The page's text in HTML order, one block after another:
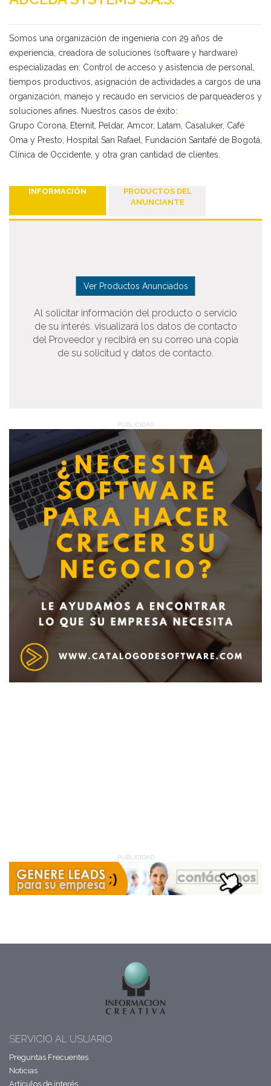
Deseo recibir información de otros Productos /
Servicios similares al solicitadoSI NO
política de tratamiento datos personales.
Somos una organización de ingeniería con 29 años de
experiencia, creadora de soluciones (software y hardware)
especializadas en: Control de acceso y asistencia de personal,
tiempos productivos, asignación de actividades a cargos de una
organización, manejo y recaudo en servicios de parqueaderos y
soluciones afines. Nuestros casos de éxito:
Grupo Corona, Eternit, Peldar, Amcor, Latam, Casaluker, Café
Oma y Presto, Hospital San Rafael, Fundación Santafé de Bogotá,
Clínica de Occidente, y otra gran cantidad de clientes.
INFORMACIÓN
PRODUCTOS DEL
ANUNCIANTE
Ver Productos Anunciados
Al solicitar información del producto o servicio
de su interés. visualizará los datos de contacto
del Proveedor y recibirá en su correo una copia
de su solicitud y datos de contacto.
PUBLICIDAD
PUBLICIDAD
SERVICIO AL USUARIO
Preguntas Frecuentes
Noticias
Artículos de interés